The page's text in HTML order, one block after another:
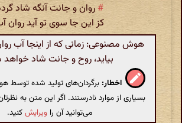
# روان و جانت آنگه شاد
کز این جا سوی تو آید روان
هوش مصنوعی: زمانی که از اینجا آب
بیاید، روح و جانت شاد
اخطار: برگردان‌های تولید شده توسط
بسیاری از موارد نادرستند. اگر این متن به
می‌توانید آن را ویرایشکنید.